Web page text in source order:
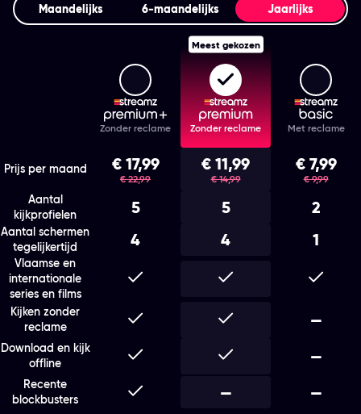
Maandelijks 6‑maandelijks Jaarlijks
Kies het abonnement en de looptijd die bij je past
Streamz Premium+
Zonder reclame
Meest gekozen
Streamz Premium
Zonder reclame Met reclame
Prijs per maand € 17,99
was
€ 22,99
€ 11,99
was
€ 14,99
€ 7,99
was
€ 9,99
Aantal
kijkprofielen
5 5 2
Aantal schermen
tegelijkertijd
4 4 1
Vlaamse en
internationale
series en films
Inbegrepen Inbegrepen
Kijken zonder
reclame
Inbegrepen Inbegrepen Niet
—
Download en kijk
offline
Inbegrepen Inbegrepen Niet
—
Recente
blockbusters
Inbegrepen Niet inbegrepen
— Niet
—